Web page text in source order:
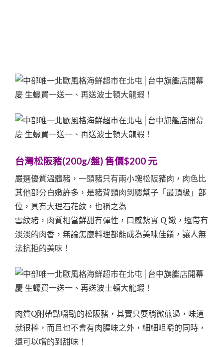
台灣松阪豬(200g/盤) 售價$200 元
嚴選優質溫體豬，一頭豬只有兩小塊松阪豬肉，肉色比
其他部分白嫩許多，是豬背頸肉到腮幫子「最頂級」部
位，具有大理石花紋，也稱之為
雪紋豬，肉質相當鮮甜有彈性，口感紮實 Q 嫩，還帶有
淡淡的肉香，無論怎麼料理都能成為美味佳餚，讓人無
法抗拒的美味！
肉質Q附帶點嚼勁的松阪豬，其實只耍稍微煎過，味道
就很棒，而且也不會有肉腥味之外，細細咀嚼的同時，
還可以嚐的到甜味！